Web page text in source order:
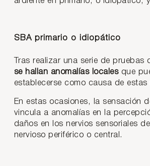
SBA primario o idiopático
Tras realizar una serie de pruebas
se hallan anomalías localesque
establecerse como causa de estas
En estas ocasiones, la sensación
vincula a anomalías en la
daños en los nervios sensoriales
nervioso periférico o central.